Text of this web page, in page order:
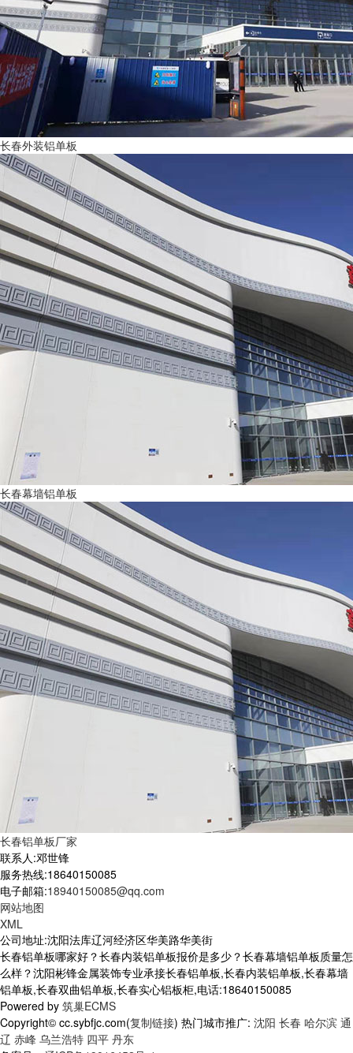
长春外装铝单板
长春幕墙铝单板
长春铝单板厂家
联系人:邓世锋
服务热线:18640150085
电子邮箱:18940150085@qq.com
网站地图
XML
公司地址:沈阳法库辽河经济区华美路华美街
长春铝单板哪家好？长春内装铝单板报价是多少？长春幕墙铝单板质量怎
么样？沈阳彬锋金属装饰专业承接长春铝单板,长春内装铝单板,长春幕墙
铝单板,长春双曲铝单板,长春实心铝板柜,电话:18640150085
Powered by 筑巢ECMS
Copyright© cc.sybfjc.com(复制链接) 热门城市推广: 沈阳 长春 哈尔滨 通
辽 赤峰 乌兰浩特 四平 丹东